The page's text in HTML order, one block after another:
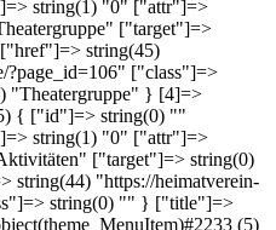
string(1) "0" ["attr"]=>
["target"]=>
string(45)
?page_id=106" ["class"]=>
"Theatergruppe" } [4]=>
{ ["id"]=> string(0) ""
string(1) "0" ["attr"]=>
["target"]=> string(0)
"https://heimatverein-
string(0) "" } ["title"]=>
(5)